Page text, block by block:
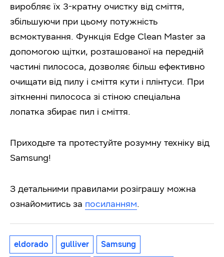
виробляє їх 3-кратну очистку від сміття,
збільшуючи при цьому потужність
всмоктування. Функція Edge Clean Master за
допомогою щітки, розташованої на передній
частині пилососа, дозволяє більш ефективно
очищати від пилу і сміття кути і плінтуси. При
зіткненні пилососа зі стіною спеціальна
лопатка збирає пил і сміття.
Приходьте та протестуйте розумну техніку від
Samsung!
З детальними правилами розіграшу можна
ознайомитись за посиланням.
eldorado gulliver Samsung